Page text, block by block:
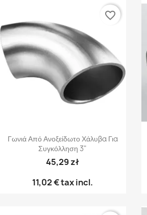
Γρήγορη προβολή
Γωνιά Από Ανοξείδωτο Χάλυβα Για
Συγκόλληση 3"
45,29 zł
11,02 €tax incl.
favorite_border